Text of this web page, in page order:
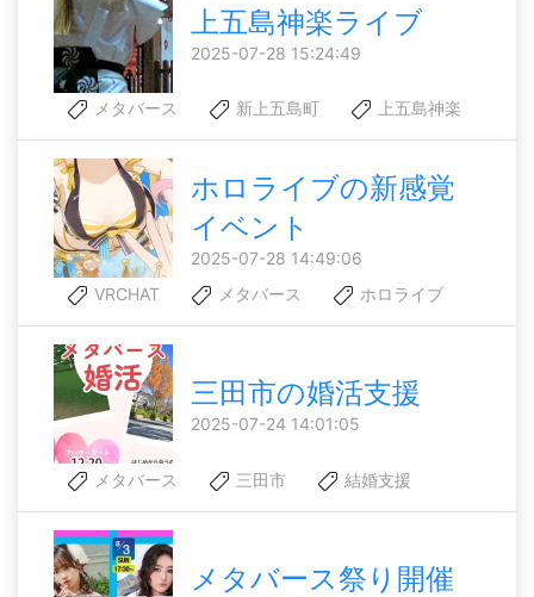
上五島神楽ライブ
2025-07-28 15:24:49
メタバース 新上五島町 上五島神楽
ホロライブの新感覚
イベント
2025-07-28 14:49:06
VRCHAT
メタバース ホロライブ
三田市の婚活支援
2025-07-24 14:01:05
メタバース 三田市 結婚支援
メタバース祭り開催